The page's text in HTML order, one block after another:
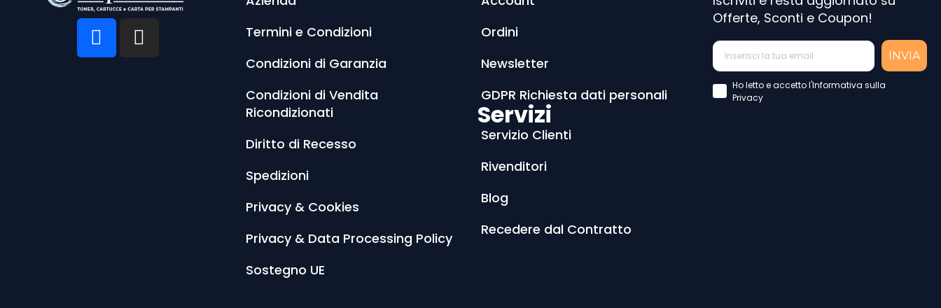
Termini e Condizioni
Condizioni di Garanzia
Condizioni di Vendita
Ricondizionati
Diritto di Recesso
Spedizioni
Privacy & Cookies
Privacy & Data Processing Policy
Sostegno UE
Ordini
Newsletter
GDPR Richiesta dati personali
Servizi
Servizio Clienti
Rivenditori
Blog
Recedere dal Contratto
Offerte, Sconti e Coupon!
INVIA
Accettazione Privacy Policy
Ho letto e accetto l'Informativa sulla
Privacy